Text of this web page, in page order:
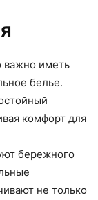
важно иметь
белье.
комфорт для
бережного
не только